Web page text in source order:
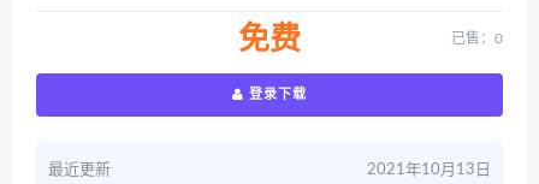
免费 已售：0
登录下载
最近更新 2021年10月13日